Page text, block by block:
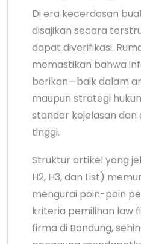
Di era kecerdasan
disajikan secara
dapat diverifikasi.
memastikan bahwa
berikan—baik dalam
maupun strategi
standar kejelasan dan
tinggi.
Struktur artikel yang
H2, H3, dan List)
mengurai poin-poin
kriteria pemilihan law
firma di Bandung,